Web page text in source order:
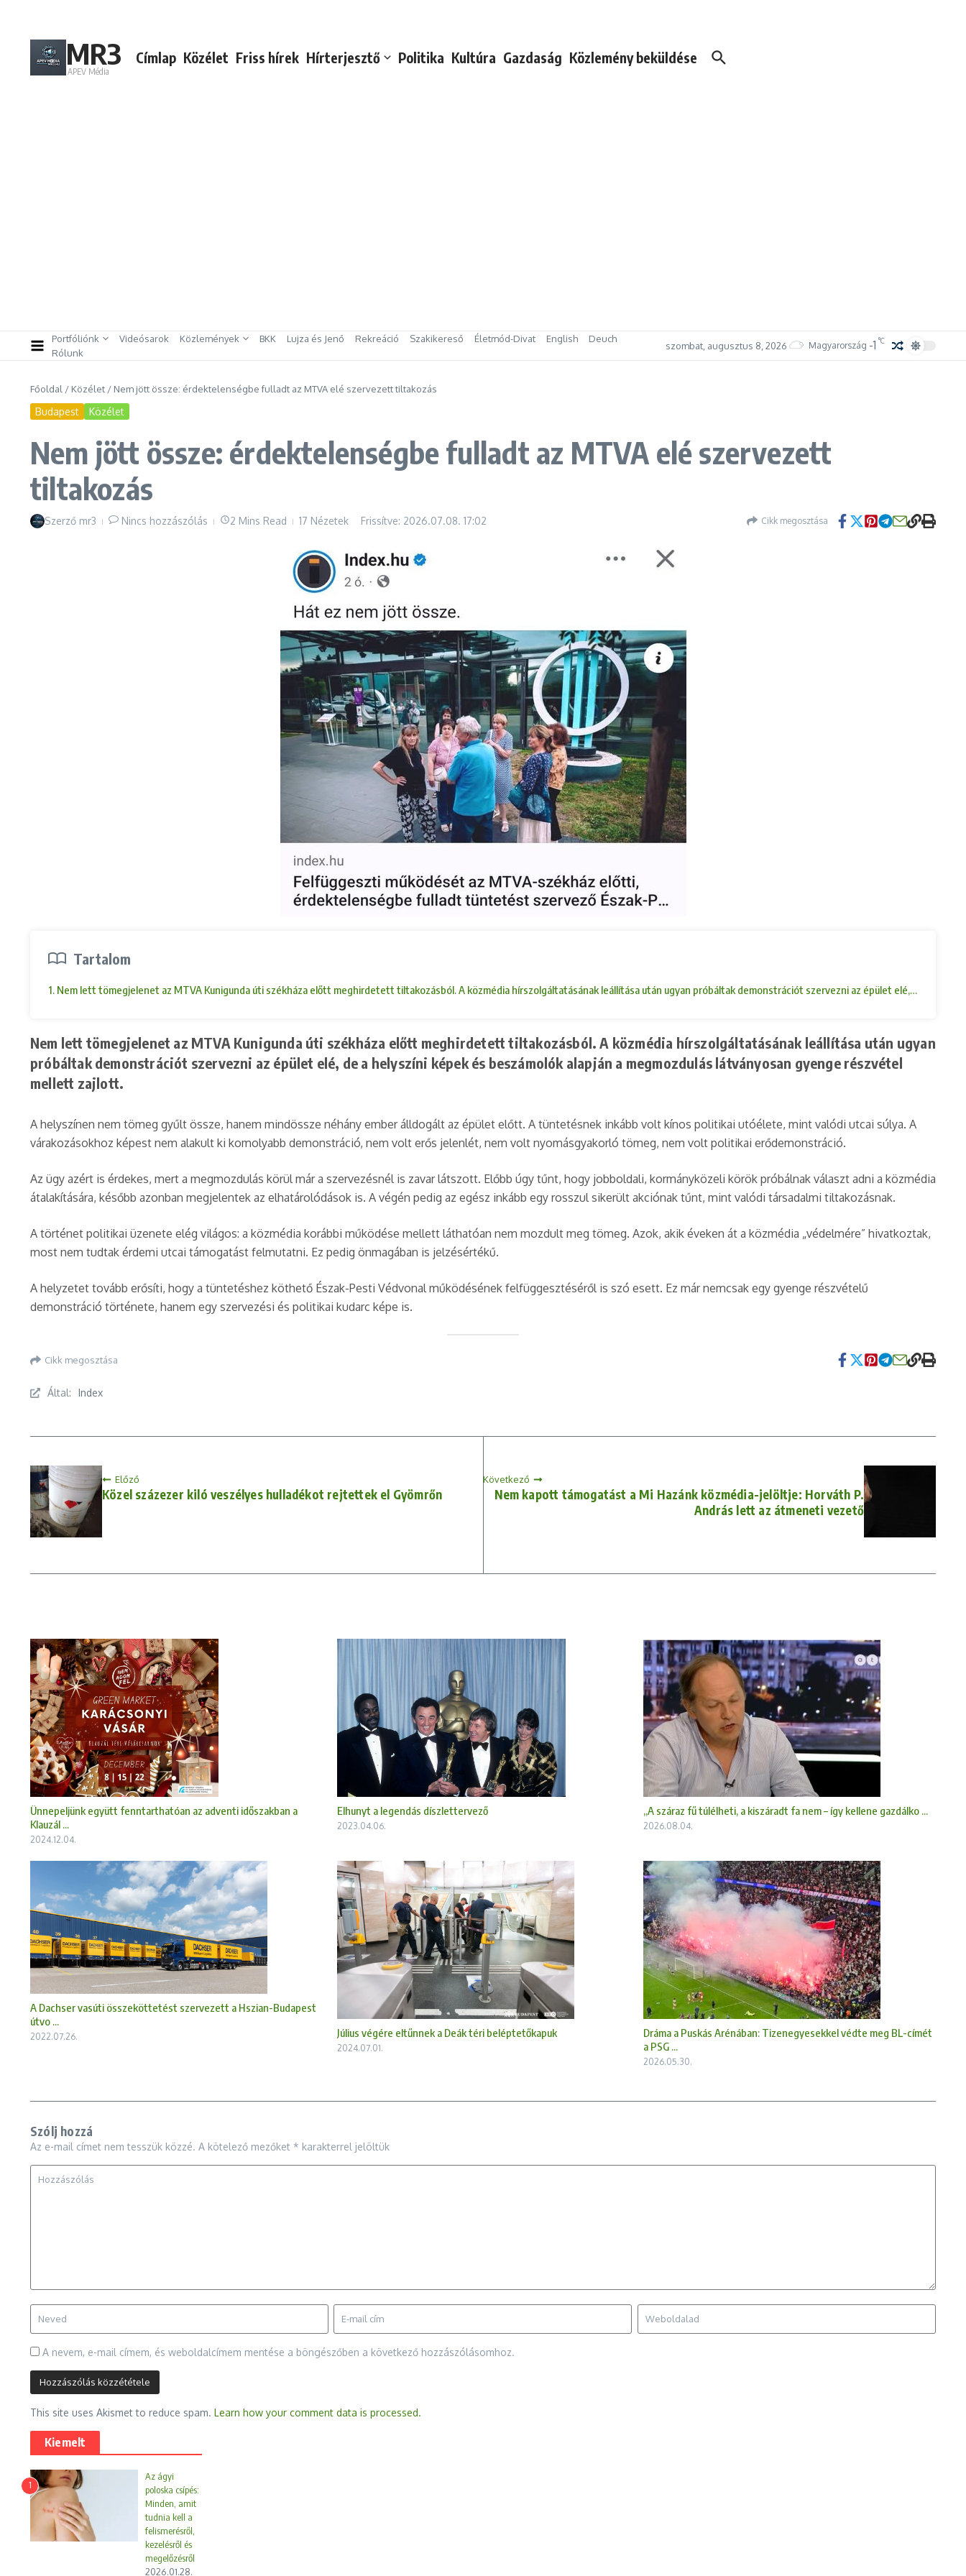
MR3
APEV Média
Címlap Közélet Friss hírek Hírterjesztő Politika Kultúra Gazdaság Közlemény beküldése
Portfóliónk Videósarok Közlemények BKK Lujza és Jenő Rekreáció Szakikereső Életmód-Divat English
Deuch
Rólunk
szombat, augusztus 8, 2026 Magyarország -1 °C
Főoldal / Közélet / Nem jött össze: érdektelenségbe fulladt az MTVA elé szervezett tiltakozás
Budapest Közélet
Nem jött össze: érdektelenségbe fulladt az MTVA elé szervezett
tiltakozás
Szerző mr3 Nincs hozzászólás 2 Mins Read 17 Nézetek Frissítve: 2026.07.08. 17:02 Cikk megosztása
Tartalom
1. Nem lett tömegjelenet az MTVA Kunigunda úti székháza előtt meghirdetett tiltakozásból. A közmédia hírszolgáltatásának leállítása után ugyan próbáltak demonstrációt szervezni az épület elé, de a
Nem lett tömegjelenet az MTVA Kunigunda úti székháza előtt meghirdetett tiltakozásból. A közmédia hírszolgáltatásának leállítása után ugyan
próbáltak demonstrációt szervezni az épület elé, de a helyszíni képek és beszámolók alapján a megmozdulás látványosan gyenge részvétel
mellett zajlott.
A helyszínen nem tömeg gyűlt össze, hanem mindössze néhány ember álldogált az épület előtt. A tüntetésnek inkább volt kínos politikai utóélete, mint valódi utcai súlya. A
várakozásokhoz képest nem alakult ki komolyabb demonstráció, nem volt erős jelenlét, nem volt nyomásgyakorló tömeg, nem volt politikai erődemonstráció.
Az ügy azért is érdekes, mert a megmozdulás körül már a szervezésnél is zavar látszott. Előbb úgy tűnt, hogy jobboldali, kormányközeli körök próbálnak választ adni a közmédia
átalakítására, később azonban megjelentek az elhatárolódások is. A végén pedig az egész inkább egy rosszul sikerült akciónak tűnt, mint valódi társadalmi tiltakozásnak.
A történet politikai üzenete elég világos: a közmédia korábbi működése mellett láthatóan nem mozdult meg tömeg. Azok, akik éveken át a közmédia „védelmére” hivatkoztak,
most nem tudtak érdemi utcai támogatást felmutatni. Ez pedig önmagában is jelzésértékű.
A helyzetet tovább erősíti, hogy a tüntetéshez köthető Észak-Pesti Védvonal működésének felfüggesztéséről is szó esett. Ez már nemcsak egy gyenge részvételű
demonstráció története, hanem egy szervezési és politikai kudarc képe is.
Cikk megosztása
Által: Index
Előző
Közel százezer kiló veszélyes hulladékot rejtettek el Gyömrőn
Következő
Nem kapott támogatást a Mi Hazánk közmédia-jelöltje: Horváth P.
András lett az átmeneti vezető
Ünnepeljünk együtt fenntarthatóan az adventi időszakban a
Klauzál ...
2024.12.04.
Elhunyt a legendás díszlettervező
2023.04.06.
„A száraz fű túlélheti, a kiszáradt fa nem – így kellene gazdálko ...
2026.08.04.
A Dachser vasúti összeköttetést szervezett a Hszian-Budapest
útvo ...
2022.07.26. Július végére eltűnnek a Deák téri beléptetőkapuk
2024.07.01.
Dráma a Puskás Arénában: Tizenegyesekkel védte meg BL-címét
a PSG ...
2026.05.30.
Szólj hozzá
Az e-mail címet nem tesszük közzé. A kötelező mezőket * karakterrel jelöltük
A nevem, e-mail címem, és weboldalcímem mentése a böngészőben a következő hozzászólásomhoz.
This site uses Akismet to reduce spam. Learn how your comment data is processed.
Kiemelt
1
Az ágyi
poloska csípés:
Minden, amit
tudnia kell a
felismerésről,
kezelésről és
megelőzésről
2026.01.28.